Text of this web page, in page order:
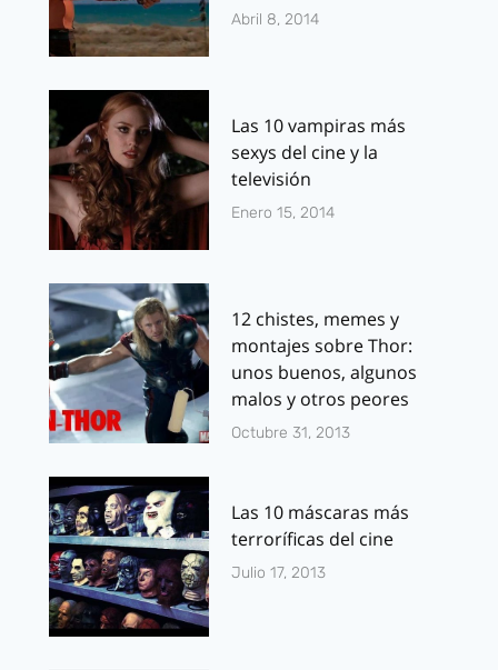
Abril 8, 2014
Las 10 vampiras más
sexys del cine y la
televisión
Enero 15, 2014
12 chistes, memes y
montajes sobre Thor:
unos buenos, algunos
malos y otros peores
Octubre 31, 2013
Las 10 máscaras más
terroríficas del cine
Julio 17, 2013